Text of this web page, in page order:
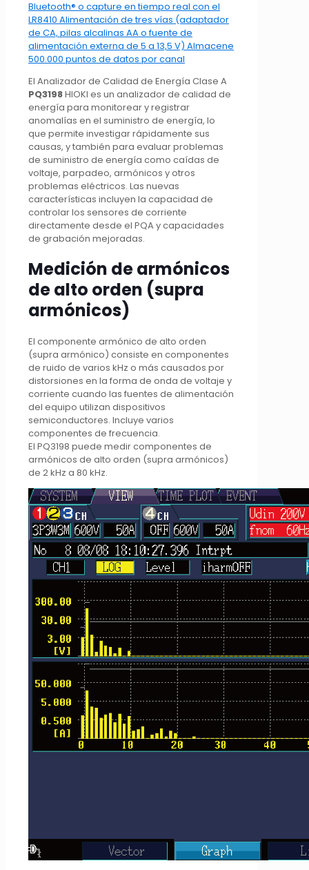
El Analizador de Calidad de Energía Clase A
PQ3198HIOKI es un analizador de calidad de
energía para monitorear y registrar
anomalías en el suministro de energía, lo
que permite investigar rápidamente sus
causas, y también para evaluar problemas
de suministro de energía como caídas de
voltaje, parpadeo, armónicos y otros
problemas eléctricos. Las nuevas
características incluyen la capacidad de
controlar los sensores de corriente
directamente desde el PQA y capacidades
de grabación mejoradas.
Medición de armónicos
de alto orden (supra
armónicos)
El componente armónico de alto orden
(supra armónico) consiste en componentes
de ruido de varios kHz o más causados por
distorsiones en la forma de onda de voltaje y
corriente cuando las fuentes de alimentación
del equipo utilizan dispositivos
semiconductores. Incluye varios
componentes de frecuencia.
El PQ3198 puede medir componentes de
armónicos de alto orden (supra armónicos)
de 2 kHz a 80 kHz.